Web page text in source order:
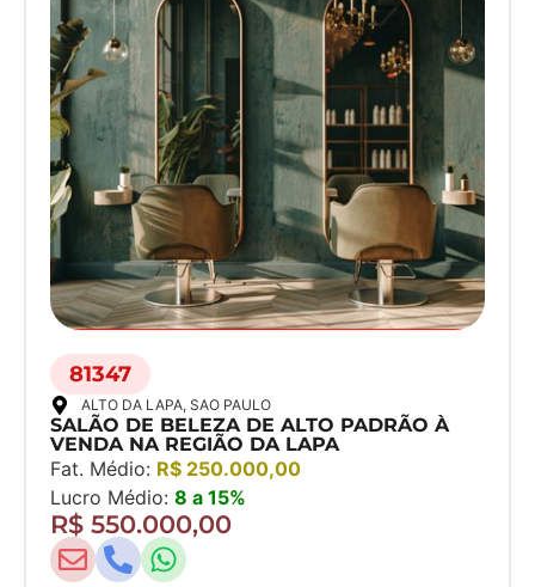
81347
ALTO DA LAPA, SAO PAULO
SALÃO DE BELEZA DE ALTO PADRÃO À
VENDA NA REGIÃO DA LAPA
Fat. Médio: R$ 250.000,00
Lucro Médio: 8 a 15%
R$ 550.000,00